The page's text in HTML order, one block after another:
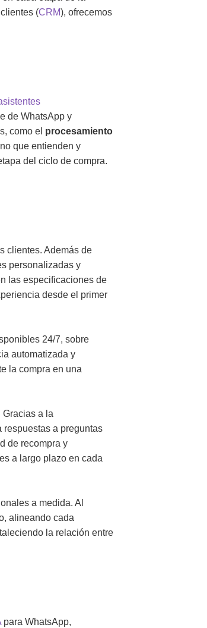
(CRM), ofrecemos
de WhatsApp y
como el procesamiento
que entienden y
del ciclo de compra.
clientes. Además de
personalizadas y
las especificaciones de
desde el primer
24/7, sobre
automatizada y
la compra en una
a la
a preguntas
de recompra y
a largo plazo en cada
a medida. Al
alineando cada
la relación entre
para WhatsApp,